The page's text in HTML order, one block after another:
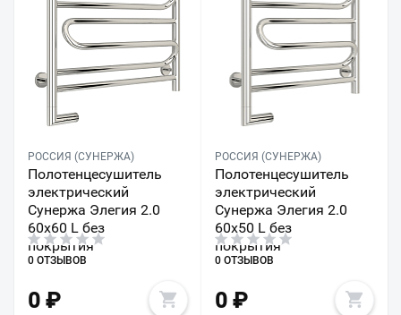
РОССИЯ (СУНЕРЖА)
Полотенцесушитель
электрический
Сунержа Элегия 2.0
60х60 L без
покрытия
0 ОТЗЫВОВ
0 ₽
РОССИЯ (СУНЕРЖА)
Полотенцесушитель
электрический
Сунержа Элегия 2.0
60х50 L без
покрытия
0 ОТЗЫВОВ
0₽